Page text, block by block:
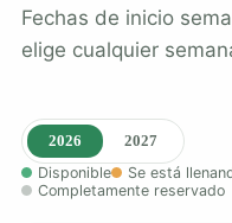
Fechas de inicio
elige cualquier
2026
2027
Disponible
Se está
Completamente reservado